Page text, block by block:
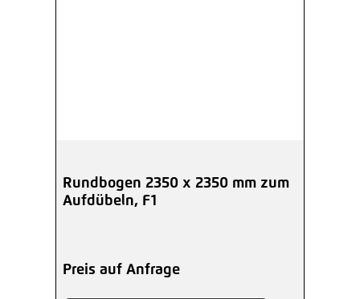
Rundbogen 2350 x 2350 mm zum
Aufdübeln, F1
Preis auf Anfrage